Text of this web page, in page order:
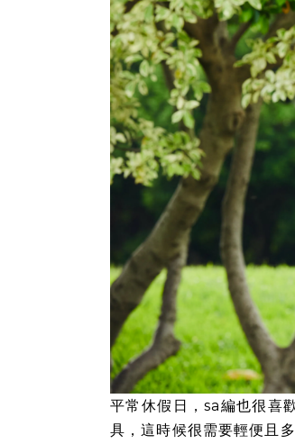
平常休假日，sa編也很喜
具，這時候很需要輕便且